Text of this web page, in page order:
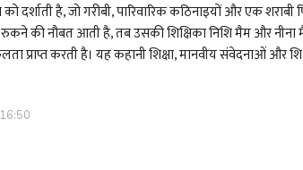
दर्शाती है, जो गरीबी, पारिवारिक कठिनाइयों और एक शराबी
की नौबत आती है, तब उसकी शिक्षिका निशि मैम और
करती है। यह कहानी शिक्षा, मानवीय संवेदनाओं और